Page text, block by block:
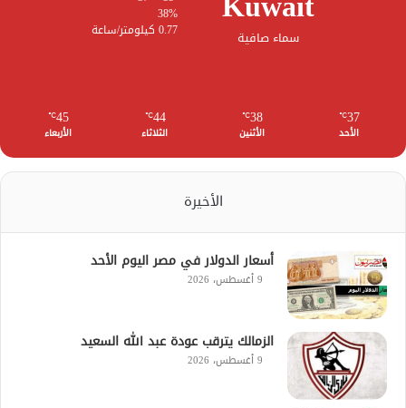
سماء صافية
38%
0.77 كيلومتر/ساعة
37
℃
الأحد
38
℃
الأثنين
44
℃
الثلاثاء
45
℃
الأربعاء
الأخيرة
أسعار الدولار في مصر اليوم الأحد
9 أغسطس، 2026
الزمالك يترقب عودة عبد الله السعيد
9 أغسطس، 2026